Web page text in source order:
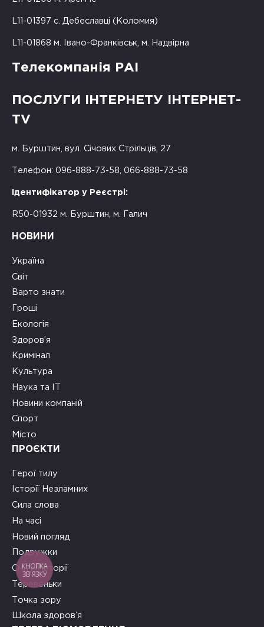
L11-01397 с. Дебеславці (Коломия)
L11-01868 м. Івано-Франківськ, м. Надвірна
Телекомпанія РАІ
ПОСЛУГИ ІНТЕРНЕТУ ІНТЕРНЕТ-
TV
м. Бурштин, вул. Січових Стрільців, 27
Телефон: 096-888-73-58, 066-888-73-58
Ідентифікатор у Реєстрі:
R50-01932 м. Бурштин, м. Галич
НОВИНИ
Україна
Світ
Варто знати
Гроші
Екологія
Здоров’я
Кримінал
Культура
Наука та ІТ
Новини компаній
Спорт
Місто
ПРОЄКТИ
Герої тилу
Історії Незламних
Сила слова
На часі
Новий погляд
Подружки
Смачні історії
Теревеньки
Точка зору
Школа здоров’я
КНОПКА
ЗВ'ЯЗКУ